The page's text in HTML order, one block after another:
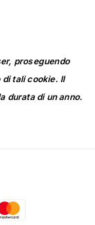
proseguendo
di tali cookie. Il
durata di un anno.